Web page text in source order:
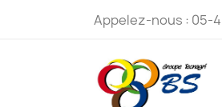
Appelez-nous : 05-